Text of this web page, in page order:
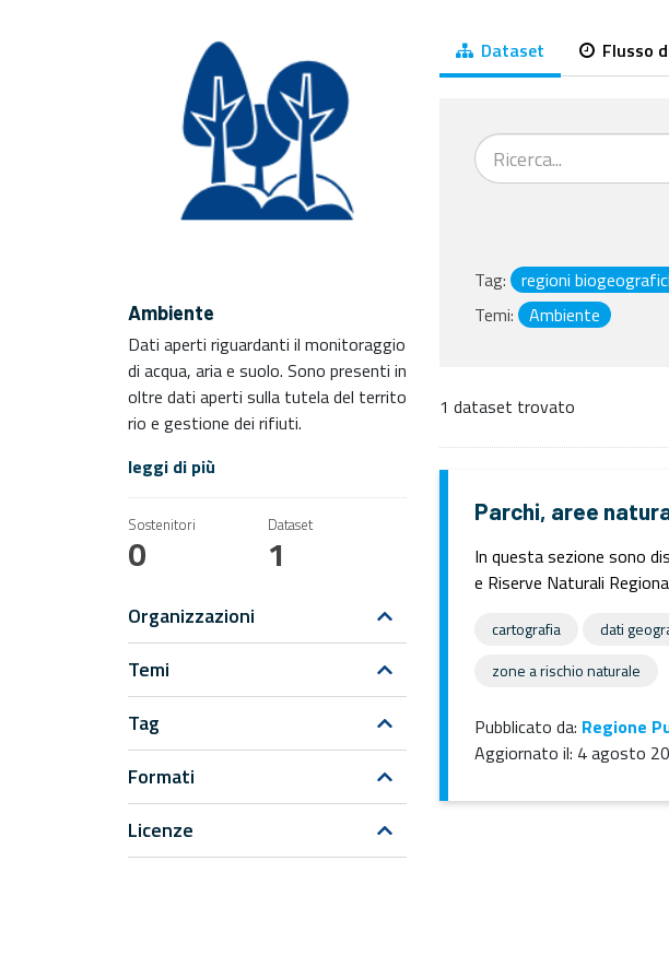
Ambiente
Dati aperti riguardanti il monitoraggio
di acqua, aria e suolo. Sono presenti in
oltre dati aperti sulla tutela del territo
rio e gestione dei rifiuti.
leggi di più
Sostenitori
0
Dataset
1
Organizzazioni
Temi
Tag
Formati
Licenze
Dataset Flusso
Tag: regioni
Temi:
Ambiente
1 dataset trovato
Parchi, aree
In questa sezione sono
e Riserve Naturali
cartografia dati
zone a rischio naturale
Pubblicato da: Regione
Aggiornato il: 4 agosto